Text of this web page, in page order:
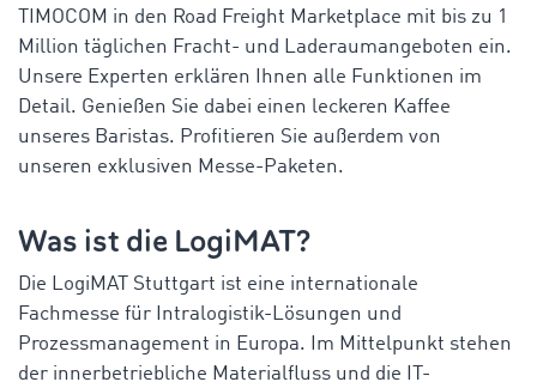
TIMOCOM in den Road Freight Marketplace mit bis zu 1
Million täglichen Fracht- und Laderaumangeboten ein.
Unsere Experten erklären Ihnen alle Funktionen im
Detail. Genießen Sie dabei einen leckeren Kaffee
unseres Baristas. Profitieren Sie außerdem von
unseren exklusiven Messe-Paketen.
Was ist die LogiMAT?
Die LogiMAT Stuttgart ist eine internationale
Fachmesse für Intralogistik-Lösungen und
Prozessmanagement in Europa. Im Mittelpunkt stehen
der innerbetriebliche Materialfluss und die IT-